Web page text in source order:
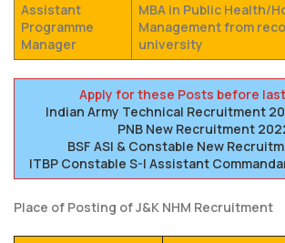
Assistant
Programme
Manager
MBA in Public Health/
Management from
university
Apply for these Posts before
Indian Army Technical Recruitment
PNB New Recruitment
BSF ASI & Constable New
ITBP Constable S-I Assistant
Place of Posting of J&K NHM Recruitment